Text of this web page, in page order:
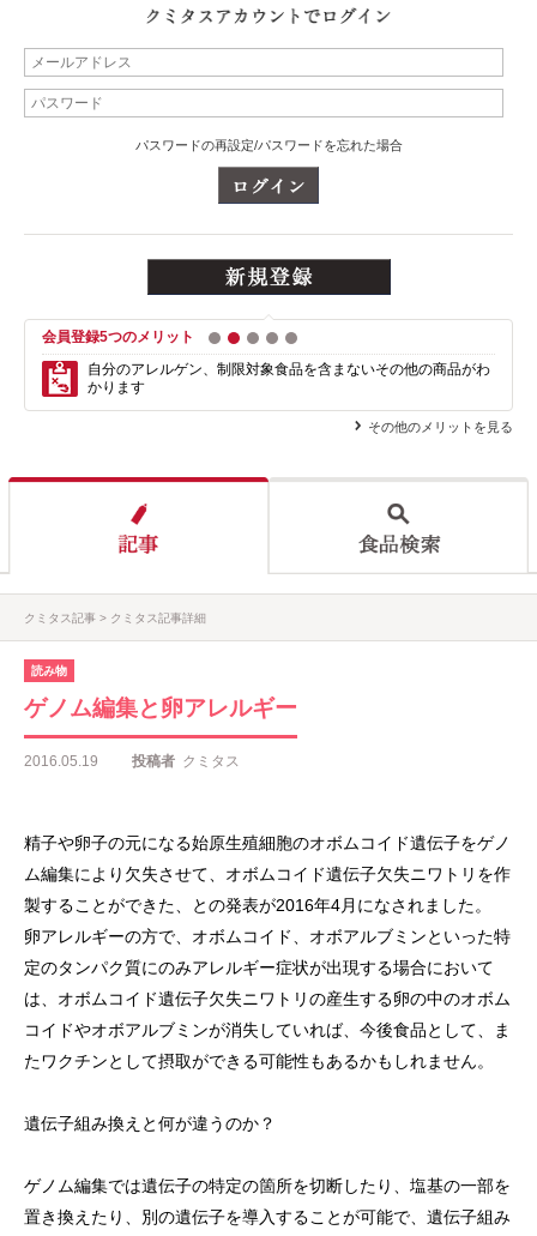
パスワードの再設定/パスワードを忘れた場合
会員登録5つのメリット 1 2 3 4
自分のアレルゲン、制限対象食品を含まないその他の商品がわ
かります
その他のメリットを見る
クミタス記事 クミタス記事詳細
読み物
ゲノム編集と卵アレルギー
2016.05.19 投稿者 クミタス
精子や卵子の元になる始原生殖細胞のオボムコイド遺伝子をゲノ
ム編集により欠失させて、オボムコイド遺伝子欠失ニワトリを作
製することができた、との発表が2016年4月になされました。
卵アレルギーの方で、オボムコイド、オボアルブミンといった特
定のタンパク質にのみアレルギー症状が出現する場合において
は、オボムコイド遺伝子欠失ニワトリの産生する卵の中のオボム
コイドやオボアルブミンが消失していれば、今後食品として、ま
たワクチンとして摂取ができる可能性もあるかもしれません。
遺伝子組み換えと何が違うのか？
ゲノム編集では遺伝子の特定の箇所を切断したり、塩基の一部を
置き換えたり、別の遺伝子を導入することが可能で、遺伝子組み